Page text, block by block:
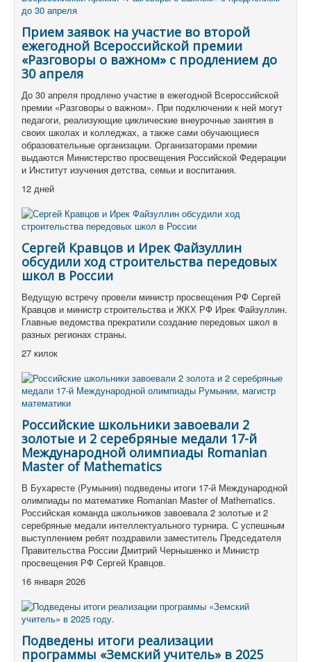
Прием заявок на участие во второй
ежегодной Всероссийской премии
«Разговоры о важном» с продлением до
30 апреля
До 30 апреля продлено участие в ежегодной Всероссийской
премии «Разговоры о важном». При подключении к ней могут
педагоги, реализующие циклические внеурочные занятия в
своих школах и колледжах, а также сами обучающиеся
образовательные организации. Организаторами премии
выдаются Министерство просвещения Российской Федерации
и Институт изучения детства, семьи и воспитания.
12 дней
Сергей Кравцов и Ирек Файзуллин
обсудили ход строительства передовых
школ в России
Ведущую встречу провели министр просвещения РФ Сергей
Кравцов и министр строительства и ЖКХ РФ Ирек Файзуллин.
Главные ведомства прекратили создание передовых школ в
разных регионах страны.
27 килок
Российские школьники завоевали 2
золотые и 2 серебряные медали 17-й
Международной олимпиады Romanian
Master of Mathematics
В Бухаресте (Румыния) подведены итоги 17-й Международной
олимпиады по математике Romanian Master of Mathematics.
Российская команда школьников завоевала 2 золотые и 2
серебряные медали интеллектуального турнира. С успешным
выступлением ребят поздравили заместитель Председателя
Правительства России Дмитрий Чернышенко и Министр
просвещения РФ Сергей Кравцов.
16 января 2026
Подведены итоги реализации
программы «Земский учитель» в 2025